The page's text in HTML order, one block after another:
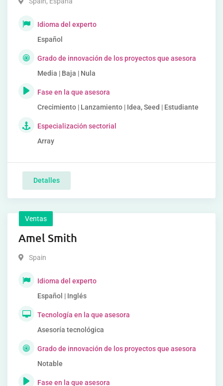
Idioma del experto
Español
Grado de innovación de los proyectos que asesora
Media | Baja | Nula
Fase en la que asesora
Crecimiento | Lanzamiento | Idea, Seed | Estudiante
Especialización sectorial
Array
Detalles
Ventas
Amel Smith
Spain
Idioma del experto
Español | Inglés
Tecnología en la que asesora
Asesoría tecnológica
Grado de innovación de los proyectos que asesora
Notable
Fase en la que asesora